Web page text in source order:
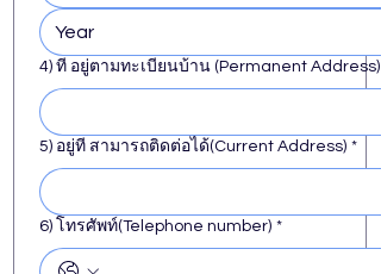
4) ที อยู่ตามทะเบียนบ้าน (Permanent Address)
5) อยู่ที สามารถติดต่อได้(Current Address) *
6) โทรศัพท์(Telephone number) *